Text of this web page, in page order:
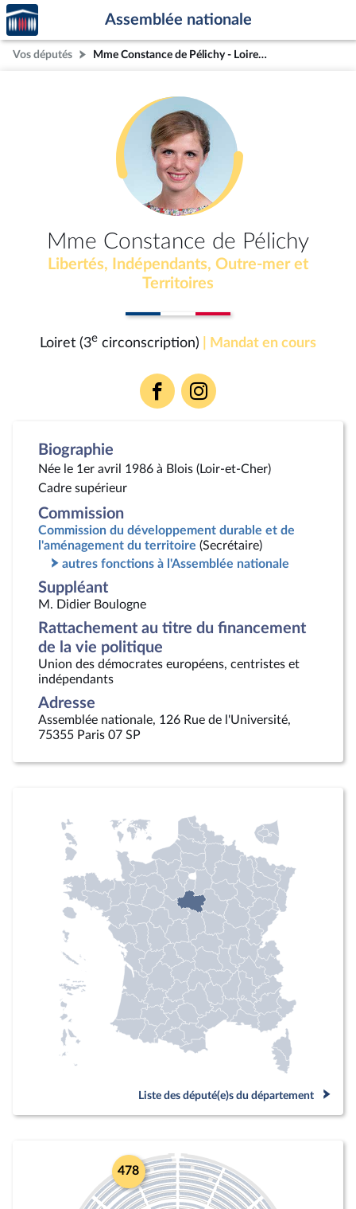
Aller au contenu
Aller en bas de la page
Accèder
à la
page
d'accueil
Assemblée nationale
Vos députés Mme Constance de Pélichy - Loiret (3e circonscription)
Mme Constance de Pélichy
Libertés, Indépendants, Outre-mer et
Territoires
Loiret (3e circonscription) | Mandat en cours
Voir
la
Voir
la
Biographie
Née le 1er avril 1986 à Blois (Loir-et-Cher)
Cadre supérieur
Commission
Commission du développement durable et de
l'aménagement du territoire (Secrétaire)
autres fonctions à l'Assemblée nationale
Suppléant
M. Didier Boulogne
Rattachement au titre du financement
de la vie politique
Union des démocrates européens, centristes et
indépendants
Adresse
Assemblée nationale, 126 Rue de l'Université,
75355 Paris 07 SP
Liste des député(e)s du département
478